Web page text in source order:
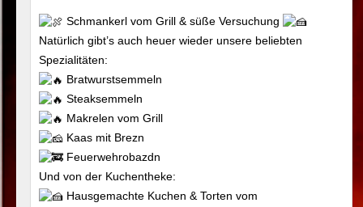
Schmankerl vom Grill & süße Versuchung
Natürlich gibt’s auch heuer wieder unsere beliebten
Spezialitäten:
Bratwurstsemmeln
Steaksemmeln
Makrelen vom Grill
Kaas mit Brezn
Feuerwehrobazdn
Und von der Kuchentheke:
Hausgemachte Kuchen & Torten vom